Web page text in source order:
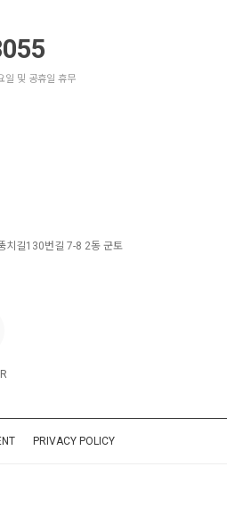
및 공휴일 휴무
치길130번길 7-8 2동 군토
PRIVACY POLICY